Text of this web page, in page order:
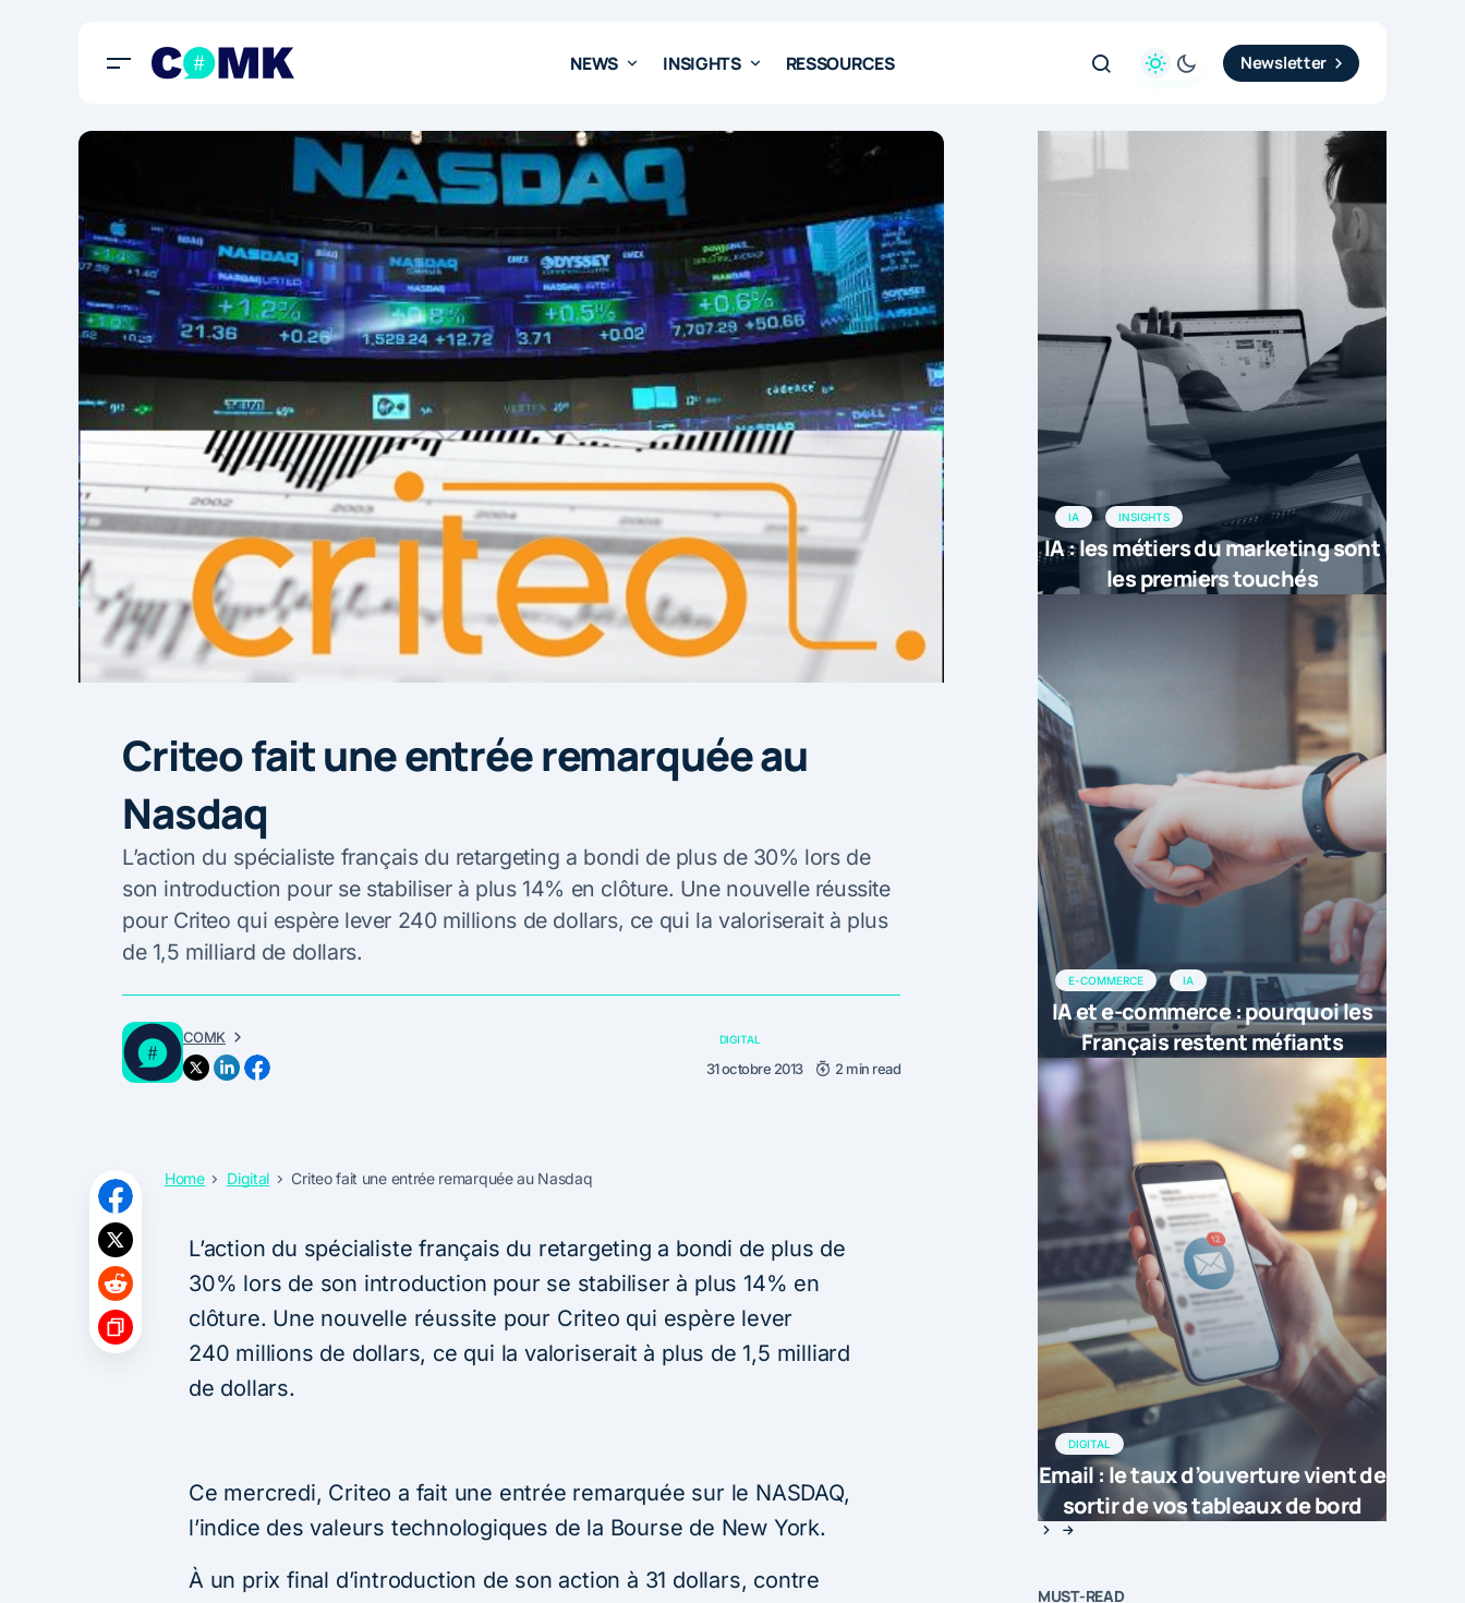
NEWS INSIGHTS RESSOURCES Newsletter
Criteo fait une entrée remarquée au
Nasdaq
L’action du spécialiste français du retargeting a bondi de plus de 30% lors de
son introduction pour se stabiliser à plus 14% en clôture. Une nouvelle réussite
pour Criteo qui espère lever 240 millions de dollars, ce qui la valoriserait à plus
de 1,5 milliard de dollars.
COMK DIGITAL
31 octobre 2013 2 min read
Home Digital Criteo fait une entrée remarquée au Nasdaq
L’action du spécialiste français du retargeting a bondi de plus de
30% lors de son introduction pour se stabiliser à plus 14% en
clôture. Une nouvelle réussite pour Criteo qui espère lever
240 millions de dollars, ce qui la valoriserait à plus de 1,5 milliard
de dollars.
Ce mercredi, Criteo a fait une entrée remarquée sur le NASDAQ,
l’indice des valeurs technologiques de la Bourse de New York.
À un prix final d’introduction de son action à 31 dollars, contre
IA INSIGHTS
IA : les métiers du marketing sont
les premiers touchés
E-COMMERCE IA
IA et e-commerce : pourquoi les
Français restent méfiants
DIGITAL
Email : le taux d’ouverture vient de
sortir de vos tableaux de bord
MUST-READ